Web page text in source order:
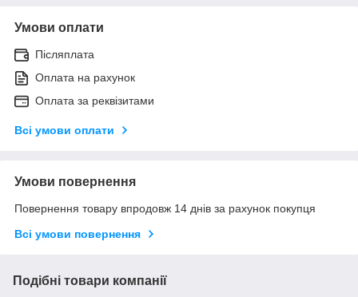
Умови оплати
Післяплата
Оплата на рахунок
Оплата за реквізитами
Всі умови оплати
Умови повернення
Повернення товару впродовж 14 днів за рахунок покупця
Всі умови повернення
Подібні товари компанії